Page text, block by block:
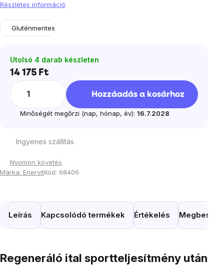
Részletes információ
Gluténmentes
Utolsó 4 darab készleten
14 175 FtEgységár:
Hozzáadás a kosárhoz
Minőségét megőrzi (nap, hónap, év): 16.7.2028
Ingyenes szállítás
Nyomon követés
Márka: EnervitKód: 68406
Leírás Kapcsolódó termékek Értékelés
Regeneráló ital sportteljesítmény után